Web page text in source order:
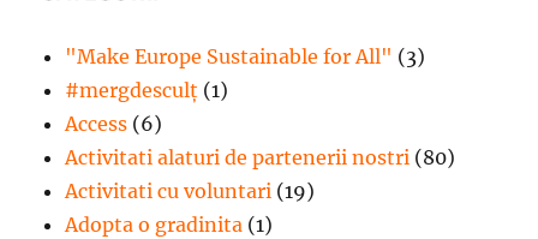
"Make Europe Sustainable for All" (3)
#mergdesculţ (1)
Access (6)
Activitati alaturi de partenerii nostri (80)
Activitati cu voluntari (19)
Adopta o gradinita (1)